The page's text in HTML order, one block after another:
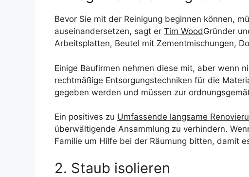
Bevor Sie mit der Reinigung beginnen können,
auseinandersetzen, sagt er Tim WoodGründer
Arbeitsplatten, Beutel mit Zementmischungen,
Einige Baufirmen nehmen diese mit, aber wenn
rechtmäßige Entsorgungstechniken für die
gegeben werden und müssen zur
Ein positives zu Umfassende langsame
überwältigende Ansammlung zu verhindern.
Familie um Hilfe bei der Räumung bitten, damit
2. Staub isolieren